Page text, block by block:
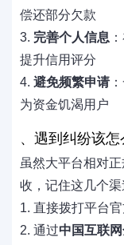
偿还部分欠款
3. 完善个人信息
提升信用评分
4. 避免频繁申请
为资金饥渴用户
、遇到纠纷该怎
虽然大平台相对
收，记住这几个渠
1. 直接拨打平台
2. 通过中国互联